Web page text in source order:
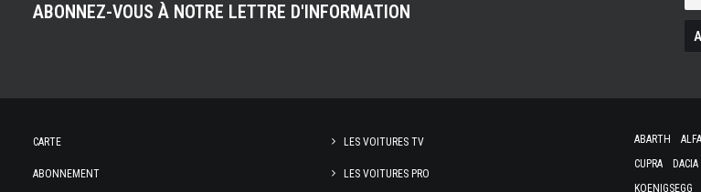
ABONNEZ-VOUS À NOTRE LETTRE D'INFORMATION
CARTE
ABONNEMENT
LES VOITURES TV
LES VOITURES PRO
ABARTH
CUPRA
DACIA
KOENIGSEGG